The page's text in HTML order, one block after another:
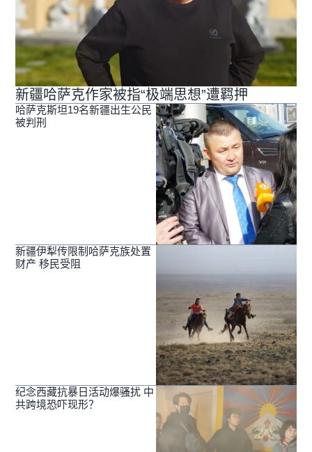
新疆哈萨克作家被指“极端思想”遭羁押
哈萨克斯坦19名新疆出生公民
被判刑
新疆伊犁传限制哈萨克族处置
财产 移民受阻
纪念西藏抗暴日活动爆骚扰 中
共跨境恐吓现形？